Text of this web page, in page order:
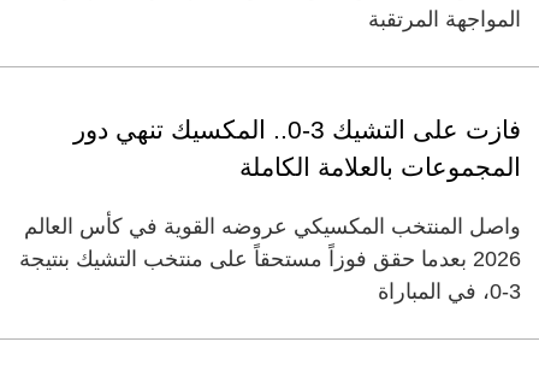
المواجهة المرتقبة
فازت على التشيك 3-0.. المكسيك تنهي دور
المجموعات بالعلامة الكاملة
واصل المنتخب المكسيكي عروضه القوية في كأس العالم
2026 بعدما حقق فوزاً مستحقاً على منتخب التشيك بنتيجة
3-0، في المباراة